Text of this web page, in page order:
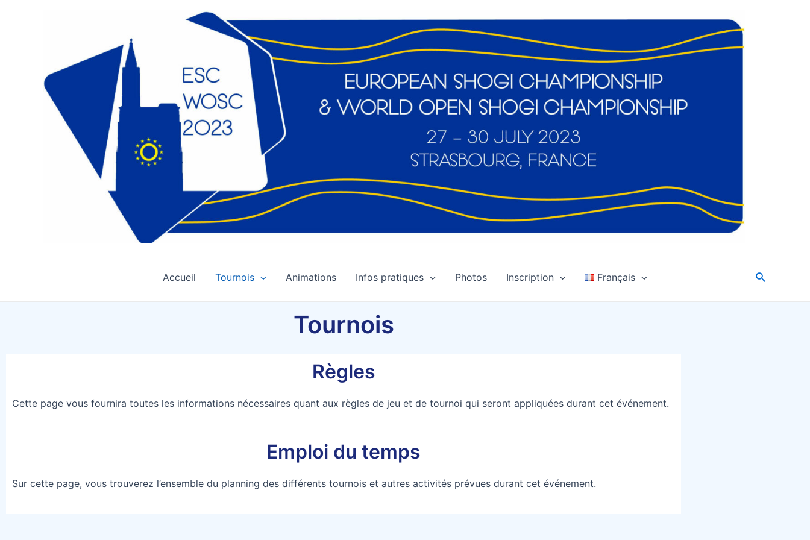
Accueil Tournois Animations Infos pratiques Photos Inscription Français
Tournois
Règles
Cette page vous fournira toutes les informations nécessaires quant aux règles de jeu et de tournoi qui seront appliquées durant cet événement.
Emploi du temps
Sur cette page, vous trouverez l’ensemble du planning des différents tournois et autres activités prévues durant cet événement.